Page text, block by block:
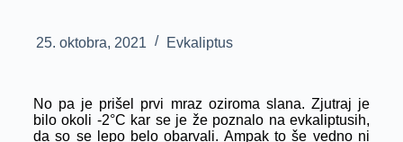
25. oktobra, 2021 Evkaliptus
No pa je prišel prvi mraz oziroma slana. Zjutraj je
bilo okoli -2°C kar se je že poznalo na evkaliptusih,
da so se lepo belo obarvali. Ampak to še vedno ni